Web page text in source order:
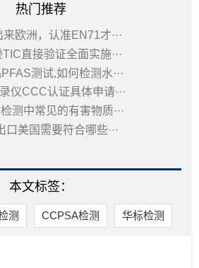
热门推荐
欧洲，认准EN71才···
直接验证全面实施···
测试,如何检测水···
仪CCC认证具体申请···
测中常见的有害物质···
口美国需要符合哪些···
本文标签：
测 CCPSA检测 华标检测